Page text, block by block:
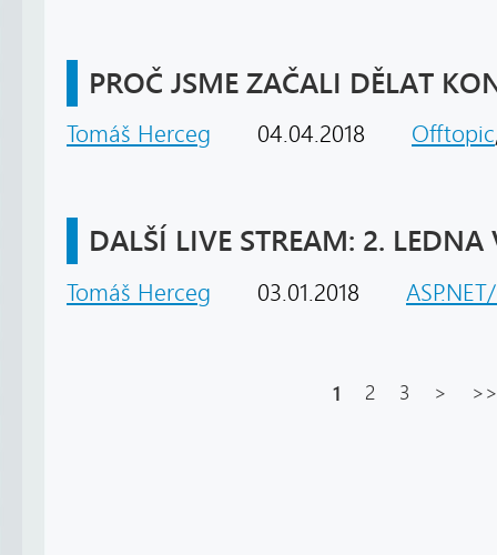
PROČ JSME ZAČALI DĚLAT
Tomáš Herceg 04.04.2018 Offtopic
DALŠÍ LIVE STREAM: 2. LEDNA
Tomáš Herceg 03.01.2018
1 2 3 >